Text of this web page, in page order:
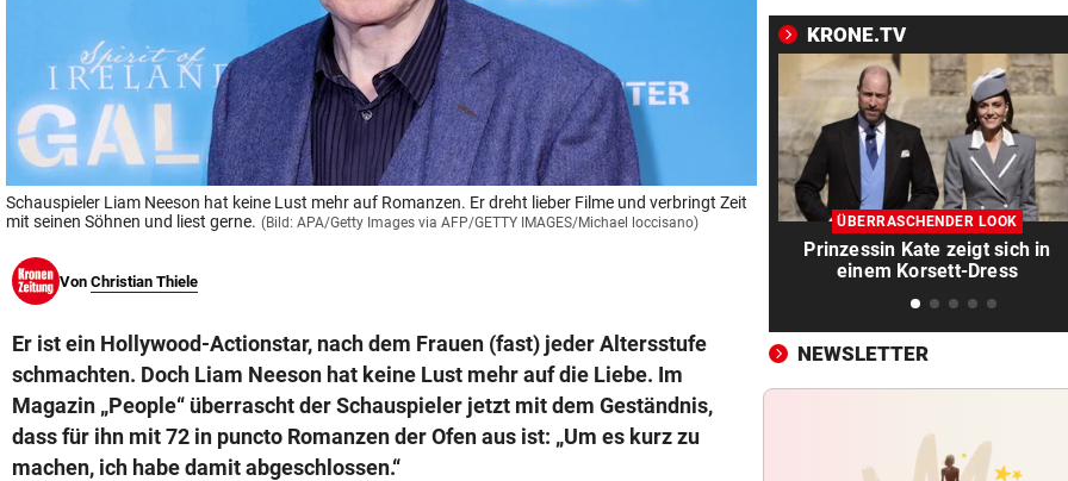
Schauspieler Liam Neeson hat keine Lust mehr auf Romanzen. Er dreht lieber Filme und verbringt Zeit
mit seinen Söhnen und liest gerne. (Bild: APA/Getty Images via AFP/GETTY IMAGES/Michael loccisano)
Von Christian Thiele
Er ist ein Hollywood-Actionstar, nach dem Frauen (fast) jeder Altersstufe
schmachten. Doch Liam Neeson hat keine Lust mehr auf die Liebe. Im
Magazin „People“ überrascht der Schauspieler jetzt mit dem Geständnis,
dass für ihn mit 72 in puncto Romanzen der Ofen aus ist: „Um es kurz zu
machen, ich habe damit abgeschlossen.“
Anspruch auf Sitz“
„KRONE“-KOMMENTAR vor 28
Strittiger Kanzler-Sager:
er recht hat …
TOPSPIELERIN vor
„Salzburg war für mich die
Wahl“
„Ratte“: Hat Cannavaro
Verräter im Team?
Steirische Ärztin tauschte
gegen „Traumschiff“
KRONE.TV
ÜBERRASCHENDER LOOK
Prinzessin Kate zeigt sich in
einem Korsett-Dress
NEWSLETTER